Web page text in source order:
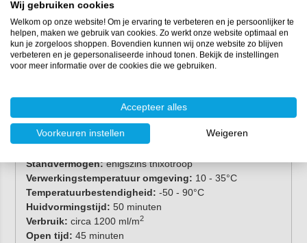
600 ml (worst)
Chemische basis:1-component polyurethaan
Kleur:zwart
Standvermogen:enigszins thixotroop
Verwerkingstemperatuur omgeving: 10 - 35°C
Temperatuurbestendigheid: -50 - 90°C
Huidvormingstijd: 50 minuten
Verbruik: circa 1200 ml/m2
Open tijd: 45 minuten
Wij gebruiken cookies
Welkom op onze website! Om je ervaring te verbeteren en je persoonlijker te
helpen, maken we gebruik van cookies. Zo werkt onze website optimaal en
kun je zorgeloos shoppen. Bovendien kunnen wij onze website zo blijven
verbeteren en je gepersonaliseerde inhoud tonen. Bekijk de instellingen
voor meer informatie over de cookies die we gebruiken.
Accepteer alles
Voorkeuren instellen Weigeren